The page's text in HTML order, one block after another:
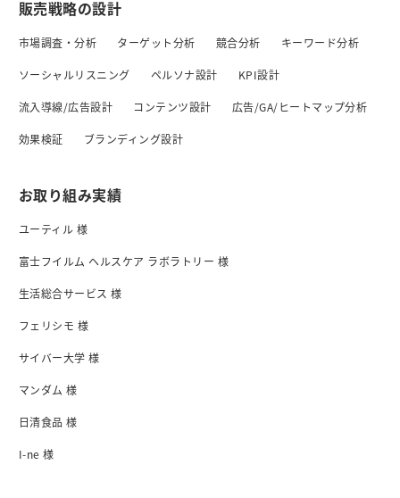
販売戦略の設計
市場調査・分析 ターゲット分析 競合分析 キーワード分析
ソーシャルリスニング ペルソナ設計 KPI設計
流入導線/広告設計 コンテンツ設計 広告/GA/ヒートマップ分析
効果検証 ブランディング設計
お取り組み実績
ユーティル 様
富士フイルム ヘルスケア ラボラトリー 様
生活総合サービス 様
フェリシモ 様
サイバー大学 様
マンダム 様
日清食品 様
I-ne 様